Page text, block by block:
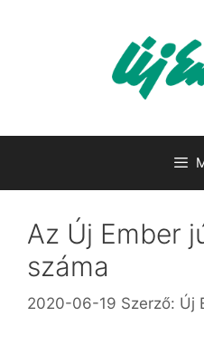
Az Új Ember
száma
2020-06-19 Szerző: Új